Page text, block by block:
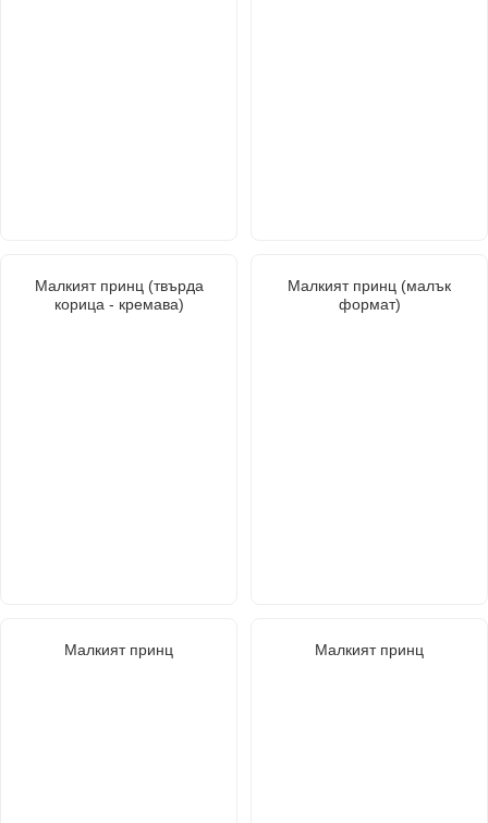
Малкият принц (твърда
корица - кремава)
Малкият принц (малък
формат)
Малкият принц Малкият принц